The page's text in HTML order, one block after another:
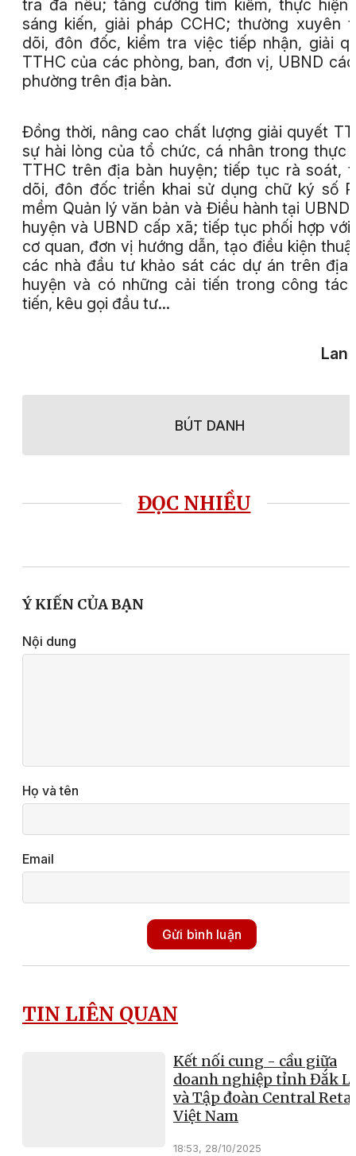
tra đã nêu; tăng cường tìm kiếm, thực hiện
sáng kiến, giải pháp CCHC; thường xuyên
dõi, đôn đốc, kiểm tra việc tiếp nhận, giải
TTHC của các phòng, ban, đơn vị, UBND
phường trên địa bàn.
Đồng thời, nâng cao chất lượng giải quyết
sự hài lòng của tổ chức, cá nhân trong thực
TTHC trên địa bàn huyện; tiếp tục rà soát,
dõi, đôn đốc triển khai sử dụng chữ ký số
mềm Quản lý văn bản và Điều hành tại UBND
huyện và UBND cấp xã; tiếp tục phối hợp với
cơ quan, đơn vị hướng dẫn, tạo điều kiện
các nhà đầu tư khảo sát các dự án trên địa
huyện và có những cải tiến trong công tác
tiến, kêu gọi đầu tư…
Lan
BÚT DANH
ĐỌC NHIỀU
Ý KIẾN CỦA BẠN
Nội dung
Họ và tên
Email
Gửi bình luận
TIN LIÊN QUAN
Kết nối cung - cầu giữa
doanh nghiệp tỉnh Đắk
và Tập đoàn Central
Việt Nam
18:53, 28/10/2025